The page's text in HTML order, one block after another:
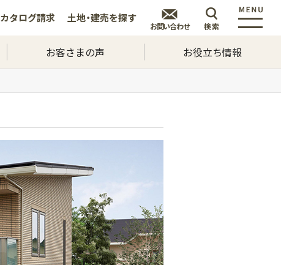
カタログ請求 土地・建売を探す
お問い合わせ 検索
お客さまの声 お役立ち情報